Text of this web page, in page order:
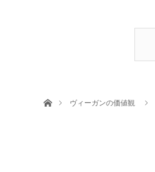
ホームヴィーガンの価値観